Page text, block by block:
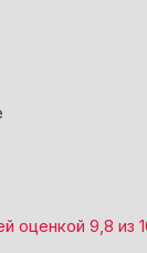
оценкой 9,8 из